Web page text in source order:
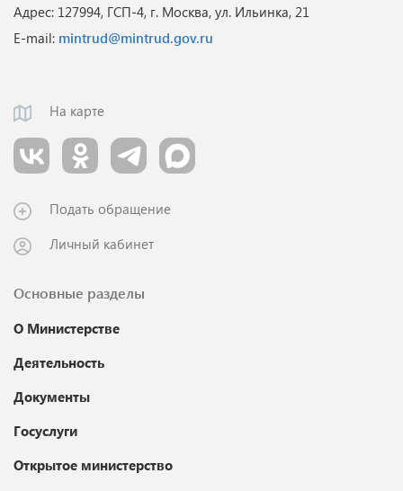
Адрес: 127994, ГСП-4, г. Москва, ул. Ильинка, 21
E-mail: mintrud@mintrud.gov.ru
На карте
Подать обращение
Личный кабинет
Основные разделы
О Министерстве
Деятельность
Документы
Госуслуги
Открытое министерство